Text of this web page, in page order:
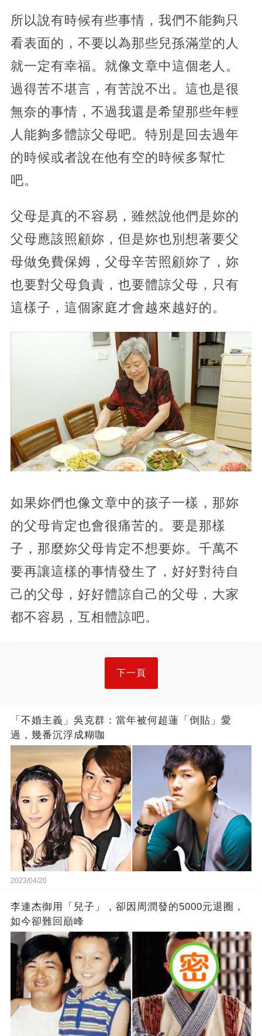
所以說有時候有些事情，我們不能夠只
看表面的，不要以為那些兒孫滿堂的人
就一定有幸福。就像文章中這個老人。
過得苦不堪言，有苦說不出。這也是很
無奈的事情，不過我還是希望那些年輕
人能夠多體諒父母吧。特別是回去過年
的時候或者說在他有空的時候多幫忙
吧。
父母是真的不容易，雖然說他們是妳的
父母應該照顧妳，但是妳也別想著要父
母做免費保姆，父母辛苦照顧妳了，妳
也要對父母負責，也要體諒父母，只有
這樣子，這個家庭才會越來越好的。
如果妳們也像文章中的孩子一樣，那妳
的父母肯定也會很痛苦的。要是那樣
子，那麼妳父母肯定不想要妳。千萬不
要再讓這樣的事情發生了，好好對待自
己的父母，好好體諒自己的父母，大家
都不容易，互相體諒吧。
下一頁
「不婚主義」吳克群：當年被何超蓮「倒貼」愛
過，幾番沉浮成糊咖
2023/04/20
李連杰御用「兒子」，卻因周潤發的5000元退圈，
如今卻難回巔峰